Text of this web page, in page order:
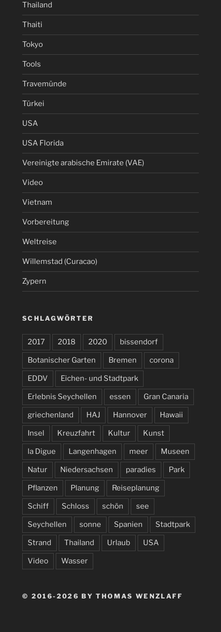
Thailand
Thaiti
Tokyo
Tools
Travemünde
Türkei
USA
USA Florida
Vereinigte arabische Emirate (VAE)
Video
Vietnam
Vorbereitung
Weltreise
Willemstad (Curacao)
Zypern
SCHLAGWÖRTER
2017 2018 2020 bissendorf
Botanischer Garten Bremen corona
EDDV Eichen- und Stadtpark
Erlebnis Seychellen essen Gran Canaria
griechenland HAJ Hannover Hawaii
Insel Kreuzfahrt Kultur Kunst
la Digue Langenhagen meer Museen
Natur Niedersachsen paradies Park
Pflanzen Planung Reiseplanung
Schiff Schloss schön see
Seychellen sonne Spanien Stadtpark
Strand Thailand Urlaub USA
Video Wasser
© 2016-2026 BY THOMAS WENZLAFF